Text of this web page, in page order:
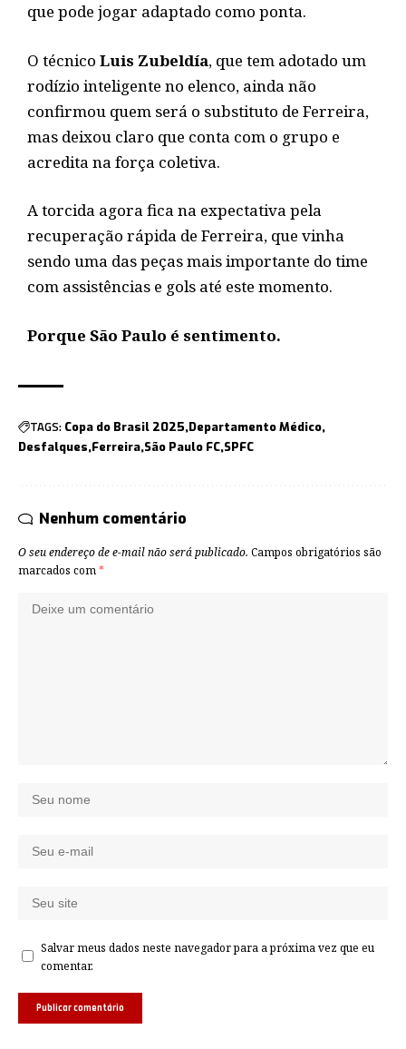
que pode jogar adaptado como ponta.
O técnico Luis Zubeldía, que tem adotado um
rodízio inteligente no elenco, ainda não
confirmou quem será o substituto de Ferreira,
mas deixou claro que conta com o grupo e
acredita na força coletiva.
A torcida agora fica na expectativa pela
recuperação rápida de Ferreira, que vinha
sendo uma das peças mais importante do time
com assistências e gols até este momento.
Porque São Paulo é sentimento.
TAGS: Copa do Brasil 2025 Departamento Médico
Desfalques Ferreira São Paulo FC SPFC
Nenhum comentário
O seu endereço de e-mail não será publicado. Campos obrigatórios são
marcados com *
Salvar meus dados neste navegador para a próxima vez que eu
comentar.